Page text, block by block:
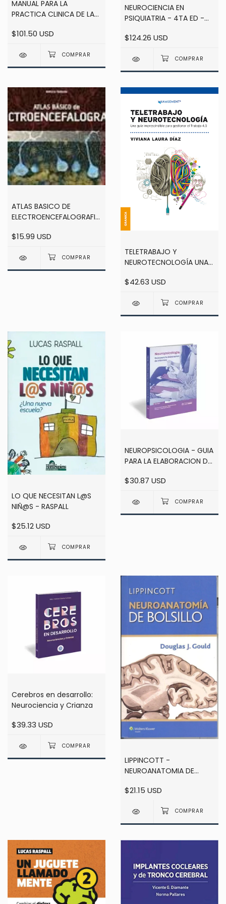
MANUAL PARA LA
PRACTICA CLINICA DE LA
ARANGO LASPRILLA Y
$101.50 USD
NEUROCIENCIA EN
PSIQUIATRIA - 4TA ED -
COMPORTAMIENTO Y
- HIGGINS / GEORGE
$124.26 USD
ATLAS BASICO DE
ELECTROENCEFALOGRAFIA
$15.99 USD
TELETRABAJO Y
NEUROTECNOLOGÍA UNA
GESTIONAR EL TRABAJO
$42.63 USD
LO QUE NECESITAN L@S
NIÑ@S - RASPALL
$25.12 USD
NEUROPSICOLOGIA - GUIA
PARA LA ELABORACION DE
MARTINEZ / GONZALEZ
MARRON
$30.87 USD
Cerebros en desarrollo:
Neurociencia y Crianza
$39.33 USD
LIPPINCOTT -
NEUROANATOMIA DE
D.
$21.15 USD